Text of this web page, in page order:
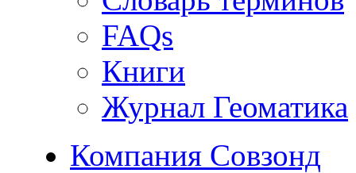
FAQs
Книги
Журнал Геоматика
Компания Совзонд